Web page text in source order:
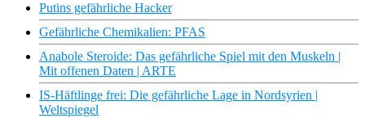
Putins gefährliche Hacker
Gefährliche Chemikalien: PFAS
Anabole Steroide: Das gefährliche Spiel mit den Muskeln |
Mit offenen Daten | ARTE
IS-Häftlinge frei: Die gefährliche Lage in Nordsyrien |
Weltspiegel